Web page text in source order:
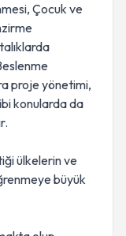
Çocuk ve
proje yönetimi,
konularda da
ülkelerin ve
büyük